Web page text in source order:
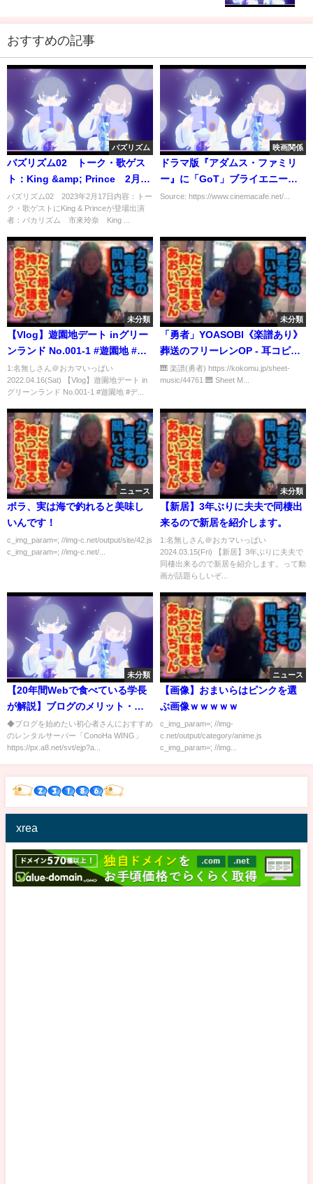
おすすめの記事
バズリズム
バズリズム02 トーク・歌ゲス
ト：King &amp; Prince 2月17
日
バズリズム02 2023年2月17日内容：トー
ク・歌ゲストにKing & Princeが登場出演
者：バカリズム 市來玲奈 King ...
映画関係
ドラマ版『アダムス・ファミリ
ー』に「GoT」ブライエニー役
のグウェンドリン・クリスティ
Source: https://www.cinemacafe.net/...
未分類
【Vlog】遊園地デート inグリー
ンランド No.001-1 #遊園地 #デ
ート #Vlog #Vlogデート #LGBT
#LGBTカップル #ゲイカップル
1:名無しさん＠おカマいっぱい
2022.04.16(Sat) 【Vlog】遊園地デート in
グリーンランド No.001-1 #遊園地 #デ...
未分類
「勇者」YOASOBI《楽譜あり》
葬送のフリーレンOP - 耳コピピ
アノ / CANACANA
🎹 楽譜(勇者) https://kokomu.jp/sheet-
music/44761 🎹 Sheet M...
ニュース
ボラ、実は海で釣れると美味し
いんです！
c_img_param=; //img-c.net/output/site/42.js
c_img_param=; //img-c.net/...
未分類
【新居】3年ぶりに夫夫で同棲出
来るので新居を紹介します。
1:名無しさん＠おカマいっぱい
2024.03.15(Fri) 【新居】3年ぶりに夫夫で
同棲出来るので新居を紹介します。って動
画が話題らしいぞ...
未分類
【20年間Webで食べている学長
が解説】ブログのメリット・デ
メリットと始め方【稼ぐ 実践
編】：（アニメ動画）第128回
◆ブログを始めたい初心者さんにおすすめ
のレンタルサーバー「ConoHa WING」
https://px.a8.net/svt/ejp?a...
ニュース
【画像】おまいらはピンクを選
ぶ画像ｗｗｗｗｗ
c_img_param=; //img-
c.net/output/category/anime.js
c_img_param=; //img...
xrea